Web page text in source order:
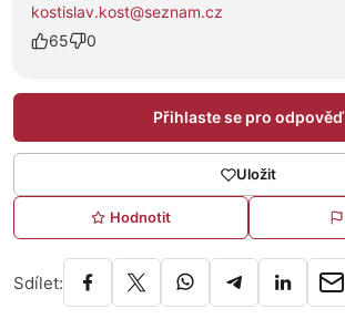
kostislav.kost@seznam.cz
65
0
Přihlaste se pro odpověď
Uložit
Hodnotit
Sdílet: